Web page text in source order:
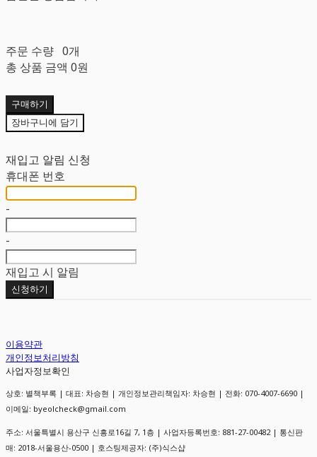
주문 수량 0개
총 상품 금액 0원
구매하기
장바구니에 담기
재입고 알림 신청
휴대폰 번호
-
-
재입고 시 알림
신청하기
이용약관
개인정보처리방침
사업자정보확인
상호: 별책부록 | 대표: 차승현 | 개인정보관리책임자: 차승현 | 전화: 070-4007-6690 |
이메일: byeolcheck@gmail.com
주소: 서울특별시 용산구 신흥로16길 7, 1층 | 사업자등록번호: 881-27-00482 | 통신판
매: 2018-서울용산-0500 | 호스팅제공자: (주)식스샵